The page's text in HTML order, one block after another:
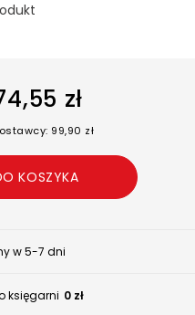
zł
99,90 zł
KOSZYKA
w 5-7 dni
księgarni 0 zł